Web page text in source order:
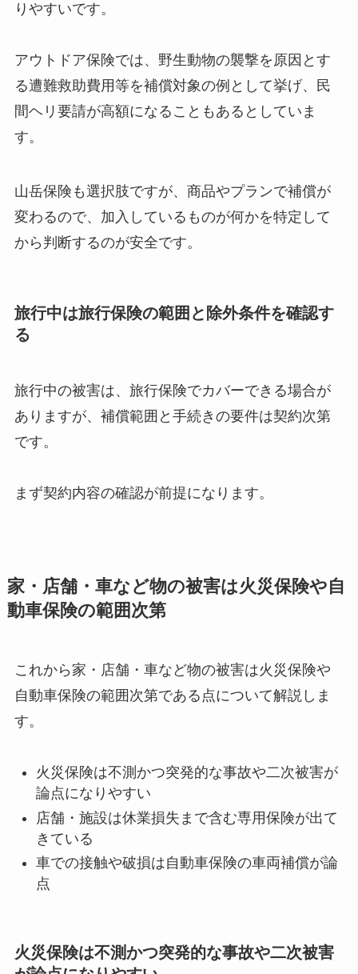
りやすいです。
アウトドア保険では、野生動物の襲撃を原因とす
る遭難救助費用等を補償対象の例として挙げ、民
間ヘリ要請が高額になることもあるとしていま
す。
山岳保険も選択肢ですが、商品やプランで補償が
変わるので、加入しているものが何かを特定して
から判断するのが安全です。
旅行中は旅行保険の範囲と除外条件を確認す
る
旅行中の被害は、旅行保険でカバーできる場合が
ありますが、補償範囲と手続きの要件は契約次第
です。
まず契約内容の確認が前提になります。
家・店舗・車など物の被害は火災保険や自
動車保険の範囲次第
これから家・店舗・車など物の被害は火災保険や
自動車保険の範囲次第である点について解説しま
す。
火災保険は不測かつ突発的な事故や二次被害が
論点になりやすい
店舗・施設は休業損失まで含む専用保険が出て
きている
車での接触や破損は自動車保険の車両補償が論
点
火災保険は不測かつ突発的な事故や二次被害